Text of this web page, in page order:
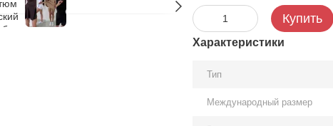
Купить
Характеристики
Тип
Международный размер